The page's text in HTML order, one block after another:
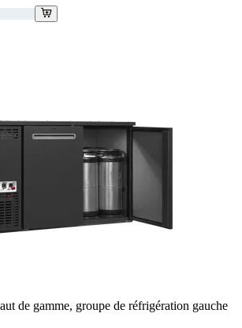
de gamme, groupe de réfrigération gauche